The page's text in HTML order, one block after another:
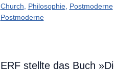
Church
Philosophie, Postmoderne
Postmoderne
ERF stellte das Buch